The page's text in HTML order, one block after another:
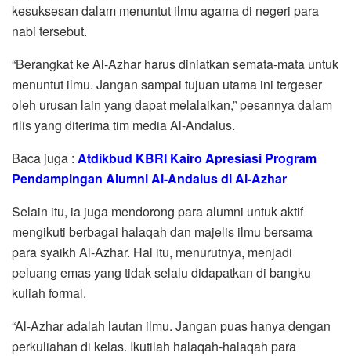
kesuksesan dalam menuntut ilmu agama di negeri para
nabi tersebut.
“Berangkat ke Al-Azhar harus diniatkan semata-mata untuk
menuntut ilmu. Jangan sampai tujuan utama ini tergeser
oleh urusan lain yang dapat melalaikan,” pesannya dalam
rilis yang diterima tim media Al-Andalus.
Baca juga : Atdikbud KBRI Kairo Apresiasi Program
Pendampingan Alumni Al-Andalus di Al-Azhar
Selain itu, ia juga mendorong para alumni untuk aktif
mengikuti berbagai halaqah dan majelis ilmu bersama
para syaikh Al-Azhar. Hal itu, menurutnya, menjadi
peluang emas yang tidak selalu didapatkan di bangku
kuliah formal.
“Al-Azhar adalah lautan ilmu. Jangan puas hanya dengan
perkuliahan di kelas. Ikutilah halaqah-halaqah para